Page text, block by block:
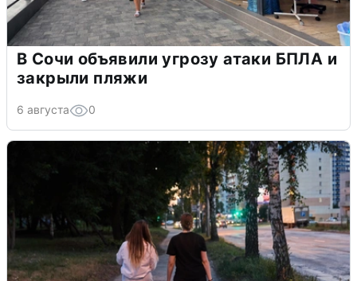
В Сочи объявили угрозу атаки БПЛА и
закрыли пляжи
6 августа 0